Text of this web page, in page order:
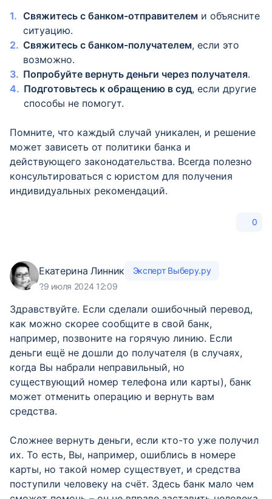
Свяжитесь с банком-отправителем и объясните
ситуацию.
Свяжитесь с банком-получателем, если это
возможно.
Попробуйте вернуть деньги через получателя.
Подготовьтесь к обращению в суд, если другие
способы не помогут.
Помните, что каждый случай уникален, и решение
может зависеть от политики банка и
действующего законодательства. Всегда полезно
консультироваться с юристом для получения
индивидуальных рекомендаций.
0
Екатерина Линник
Эксперт Выберу.ру
29 июля 2024 12:09
Здравствуйте. Если сделали ошибочный перевод,
как можно скорее сообщите в свой банк,
например, позвоните на горячую линию. Если
деньги ещё не дошли до получателя (в случаях,
когда Вы набрали неправильный, но
существующий номер телефона или карты), банк
может отменить операцию и вернуть вам
средства.
Сложнее вернуть деньги, если кто-то уже получил
их. То есть, Вы, например, ошиблись в номере
карты, но такой номер существует, и средства
поступили человеку на счёт. Здесь банк мало чем